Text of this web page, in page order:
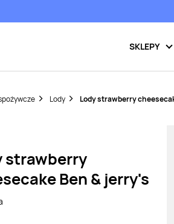
SKLEPY
Lody Lody strawberry
strawberry
Ben & jerry's